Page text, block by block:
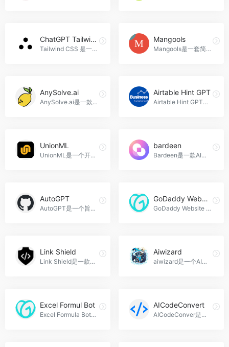
ChatGPT Tailwind Components
Tailwind CSS 是一个快速、高效的 CSS 框架，可以帮助您快速构建现代化的网站和应用程序。它提供了丰富的定制化组件和样式，适用于个人网站、创业公司网站和应用程序界面的构建，ChatGPT Tailwind Components官网入口网址
Mangools
Mangools是一套简单但功能强大的SEO工具套件，旨在提供高效的SEO工作流程。免费试用，让您的SEO更上一层楼！，Mangools官网入口网址
AnySolve.ai
AnySolve.ai是一款AI驱动的工具，提供多种任务和功能，帮助用户自动化任务、提高工作效率。适用于学术研究、教育培训、内容创作等领域，AnySolve.ai官网入口网址
Airtable Hint GPT
Airtable Hint GPT是一款基于Open AI的GPT语言模型的Chrome扩展，旨在帮助用户更高效地创建Airtable公式，Airtable Hint GPT官网入口网址
UnionML
UnionML是一个开源的Python框架，旨在简化和加速机器学习应用的构建和部署过程。它提供了一个简单、统一的API，将复杂的机器学习工具生态系统统一到一个接口中，支持数据科学家、机器学习工程师和MLOps从业者共同使用，UnionML官网入口网址
bardeen
Bardeen是一款AI自动化平台，帮助用户快速创建复杂的自动化流程，节省时间和精力，bardeen官网入口网址
AutoGPT
AutoGPT是一个旨在让每个人都能够访问和构建AI的工具，提供自动化工作流程、包管理和托管、安全性、代码审查和问题跟踪等功能，适用于软件开发团队、创业公司和教育领域，AutoGPT官网入口网址
GoDaddy Website Builder
GoDaddy Website Builder是一个免费的在线网站建设工具，提供了丰富的模板和功能，帮助用户快速创建专业的网站，适用于个人、小型企业和在线商店，GoDaddy Website Builder官网入口网址
Link Shield
Link Shield是一款基于人工智能的API平台，用于检测恶意URL并保护您的在线安全。通过使用先进的机器学习算法分析URL，Link Shield可以快速准确地检测恶意链接，防止钓鱼攻击和恶意软件下载，为您提供实时保护，Link Shield官网入口网址
Aiwizard
aiwizard是一个AI工具集中心，提供82个AI工具帮助用户更快地创建内容，同时提供AI工具目录、AI活动日历、AI工具提交和AI新闻通讯等功能，Aiwizard官网入口网址
Excel Formul Bot
Excel Formula Bot是一个使用人工智能生成Excel或Google Sheet公式的网站，可以根据简单的文本提示，快速生成复杂的公式，帮助用户轻松处理Excel或Google Sheet中的公式，Excel Formul Bot官网入口网址
AICodeConvert
AICodeConver是一个工具，可以让用户轻松地生成或转换代码和自然语言为他们喜欢的编程语言。该工具利用人工智能技术提供代码生成和翻译功能，从而提高生产力，AICodeConvert官网入口网址